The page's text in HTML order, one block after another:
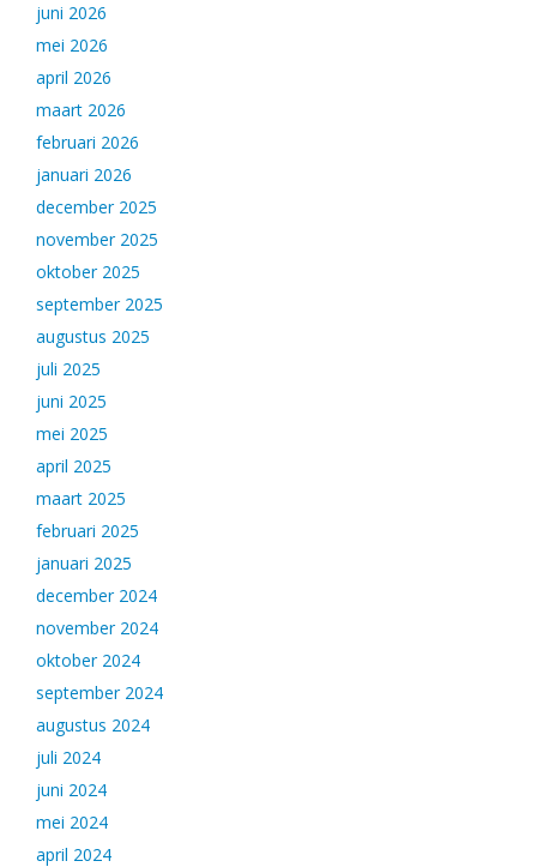
juni 2026
mei 2026
april 2026
maart 2026
februari 2026
januari 2026
december 2025
november 2025
oktober 2025
september 2025
augustus 2025
juli 2025
juni 2025
mei 2025
april 2025
maart 2025
februari 2025
januari 2025
december 2024
november 2024
oktober 2024
september 2024
augustus 2024
juli 2024
juni 2024
mei 2024
april 2024